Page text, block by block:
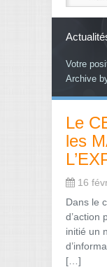
Votre
Archive
Le
les
16
Dans le
d’action
initié un
[…]